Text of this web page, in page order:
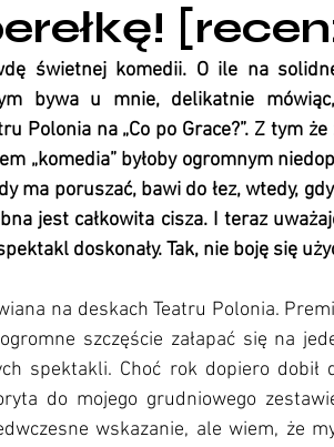
świetnej komedii. O ile na
bywa u mnie, delikatnie
Polonia na „Co po Grace?”. Z tym
„komedia” byłoby ogromnym
ma poruszać, bawi do łez, wtedy,
jest całkowita cisza. I teraz
doskonały. Tak, nie boję się
na deskach Teatru Polonia.
szczęście załapać się na
spektakli. Choć rok dopiero dobił
do mojego grudniowego
wskazanie, ale wiem, że